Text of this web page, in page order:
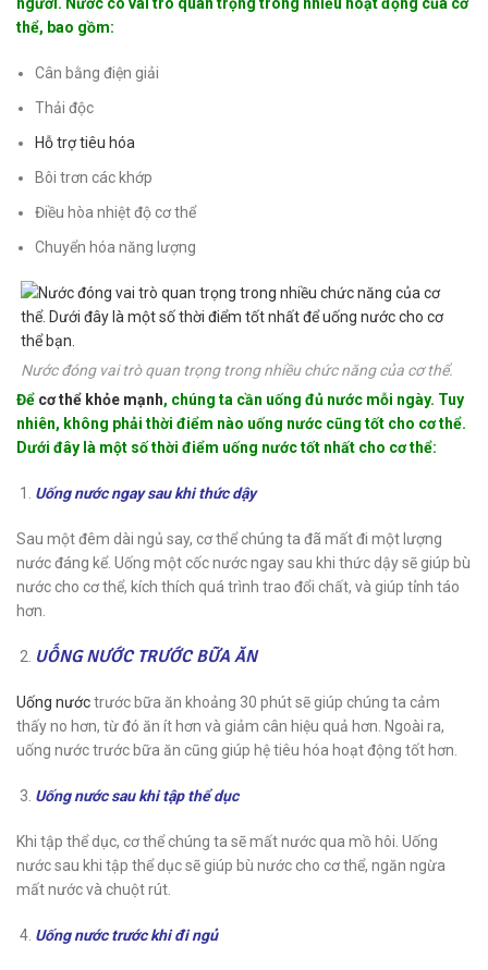
người. Nước có vai trò quan trọng trong nhiều hoạt động của cơ
thể, bao gồm:
Cân bằng điện giải
Thải độc
Hỗ trợ tiêu hóa
Bôi trơn các khớp
Điều hòa nhiệt độ cơ thể
Chuyển hóa năng lượng
Nước đóng vai trò quan trọng trong nhiều chức năng của cơ thể.
Để cơ thể khỏe mạnh, chúng ta cần uống đủ nước mỗi ngày. Tuy
nhiên, không phải thời điểm nào uống nước cũng tốt cho cơ thể.
Dưới đây là một số thời điểm uống nước tốt nhất cho cơ thể:
Uống nước ngay sau khi thức dậy
Sau một đêm dài ngủ say, cơ thể chúng ta đã mất đi một lượng
nước đáng kể. Uống một cốc nước ngay sau khi thức dậy sẽ giúp bù
nước cho cơ thể, kích thích quá trình trao đổi chất, và giúp tỉnh táo
hơn.
UỐNG NƯỚC TRƯỚC BỮA ĂN
Uống nướctrước bữa ăn khoảng 30 phút sẽ giúp chúng ta cảm
thấy no hơn, từ đó ăn ít hơn và giảm cân hiệu quả hơn. Ngoài ra,
uống nước trước bữa ăn cũng giúp hệ tiêu hóa hoạt động tốt hơn.
Uống nước sau khi tập thể dục
Khi tập thể dục, cơ thể chúng ta sẽ mất nước qua mồ hôi. Uống
nước sau khi tập thể dục sẽ giúp bù nước cho cơ thể, ngăn ngừa
mất nước và chuột rút.
Uống nước trước khi đi ngủ